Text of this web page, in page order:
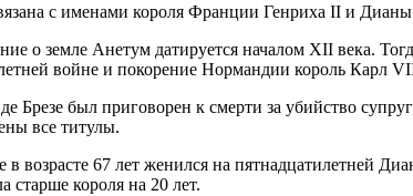
с именами короля Франции Генриха II и Дианы
о земле Анетум датируется началом XII века.
войне и покорение Нормандии король Карл
Брезе был приговорен к смерти за убийство
все титулы.
в возрасте 67 лет женился на пятнадцатилетней
старше короля на 20 лет.